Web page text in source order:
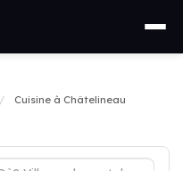
Cuisine à Châtelineau